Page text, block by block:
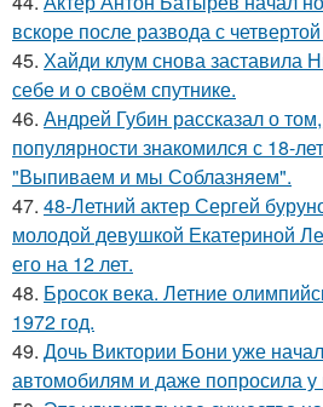
вскоре после развода с
45. Хайди клум снова заставила
себе и о своём спутнике.
46. Андрей Губин рассказал о
популярности знакомился с 18-
"Выпиваем и мы Соблазняем".
47. 48-Летний актер Сергей
молодой девушкой Екатериной
его на 12 лет.
48. Бросок века. Летние
1972 год.
49. Дочь Виктории Бони уже
автомобилям и даже попросила